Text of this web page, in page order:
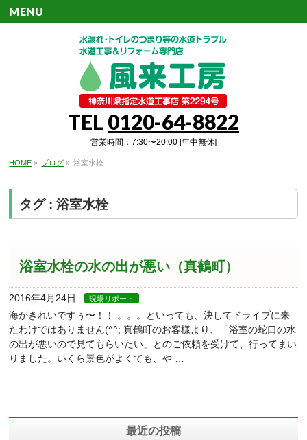
TEL 0120-64-8822
営業時間：7:30〜20:00 [年中無休]
MENU
HOME » ブログ » 浴室水栓
タグ : 浴室水栓
浴室水栓の水の出が悪い（真鶴町）
2016年4月24日 現場リポート
海がきれいですぅ〜！！ 。。。といっても、決してドライブに来
たわけではありません(^^; 真鶴町のお客様より、「浴室の蛇口の水
の出が悪いので見てもらいたい」とのご依頼を受けて、行ってまい
りました。いくら景色がよくても、や …
最近の投稿